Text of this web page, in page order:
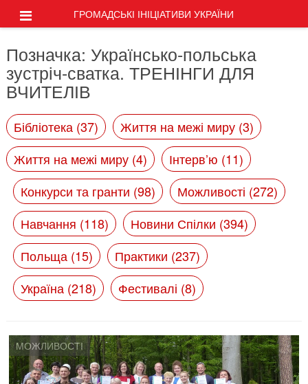
ГРОМАДСЬКІ ІНІЦІАТИВИ УКРАЇНИ
Позначка: Українсько-польська
зустріч-сватка. ТРЕНІНГИ ДЛЯ
ВЧИТЕЛІВ
Бібліотека (37)
Життя на межі миру (3)
Життя на межі миру (4)
Інтерв’ю (11)
Конкурси та гранти (98)
Можливості (272)
Навчання (118)
Новини Спілки (394)
Польща (15)
Практики (237)
Україна (218)
Фестивалі (8)
МОЖЛИВОСТІ